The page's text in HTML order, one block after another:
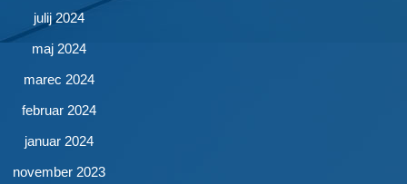
julij 2024
maj 2024
marec 2024
februar 2024
januar 2024
november 2023